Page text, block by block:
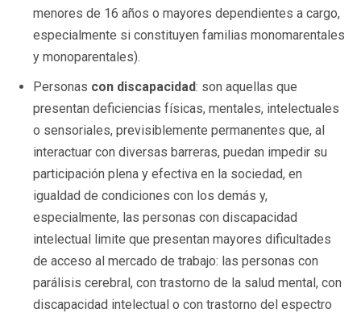
menores de 16 años o mayores dependientes a cargo,
especialmente si constituyen familias monomarentales
y monoparentales).
Personas con discapacidad: son aquellas que
presentan deficiencias físicas, mentales, intelectuales
o sensoriales, previsiblemente permanentes que, al
interactuar con diversas barreras, puedan impedir su
participación plena y efectiva en la sociedad, en
igualdad de condiciones con los demás y,
especialmente, las personas con discapacidad
intelectual limite que presentan mayores dificultades
de acceso al mercado de trabajo: las personas con
parálisis cerebral, con trastorno de la salud mental, con
discapacidad intelectual o con trastorno del espectro